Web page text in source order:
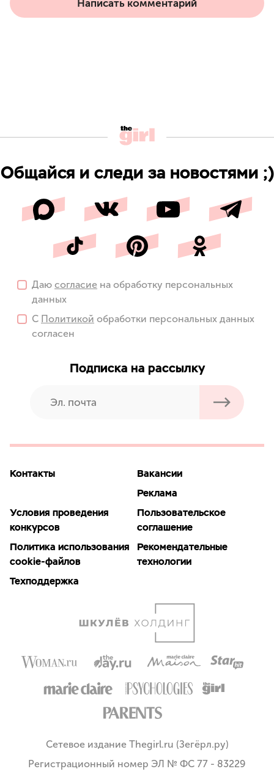
Написать комментарий
Общайся и следи за новостями ;)
Даю согласие на обработку персональных
данных
С Политикой обработки персональных данных
согласен
Подписка на рассылку
Контакты
Вакансии
Реклама
Условия проведения
конкурсов
Пользовательское
соглашение
Политика использования
cookie-файлов
Рекомендательные
технологии
Техподдержка
Сетевое издание Thegirl.ru (Зегёрл.ру)
Регистрационный номер ЭЛ № ФС 77 - 83229